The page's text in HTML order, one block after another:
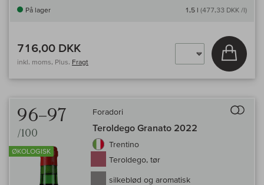
På lager 1,5 l (477,33 DKK /l)
716,00 DKK
inkl. moms, Plus. Fragt
Læg i
96–97
/100
ØKOLOGISK
Foradori
Teroldego Granato 2022
Trentino
Teroldego, tør
silkeblød og aromatisk